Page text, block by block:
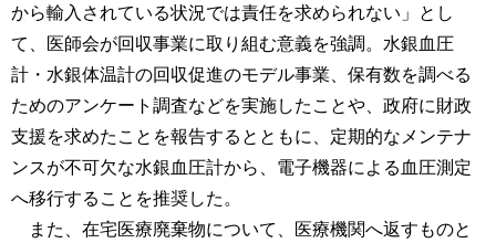
から輸入されている状況では責任を求められない」とし
て、医師会が回収事業に取り組む意義を強調。水銀血圧
計・水銀体温計の回収促進のモデル事業、保有数を調べる
ためのアンケート調査などを実施したことや、政府に財政
支援を求めたことを報告するとともに、定期的なメンテナ
ンスが不可欠な水銀血圧計から、電子機器による血圧測定
へ移行することを推奨した。
また、在宅医療廃棄物について、医療機関へ返すものと